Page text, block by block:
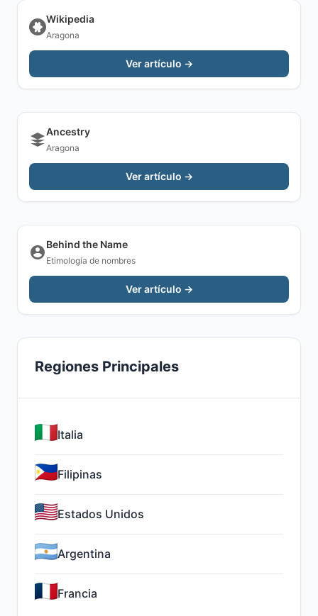
Wikipedia
Aragona
Ver artículo →
Ancestry
Aragona
Ver artículo →
Behind the Name
Etimología de nombres
Ver artículo →
Regiones Principales
Italia
Filipinas
Estados Unidos
Argentina
Francia